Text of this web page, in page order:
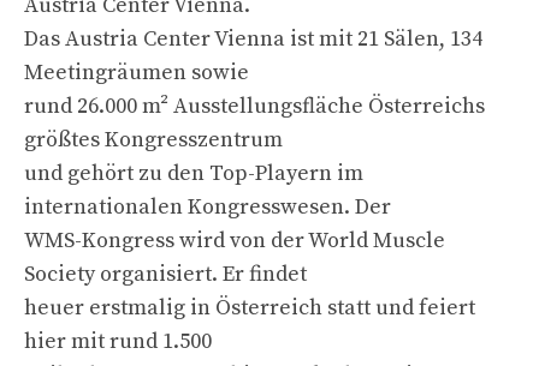
Das Austria Center Vienna ist mit 21 Sälen, 134
Meetingräumen sowie
rund 26.000 m² Ausstellungsfläche Österreichs
größtes Kongresszentrum
und gehört zu den Top-Playern im
internationalen Kongresswesen. Der
WMS-Kongress wird von der World Muscle
Society organisiert. Er findet
heuer erstmalig in Österreich statt und feiert
hier mit rund 1.500